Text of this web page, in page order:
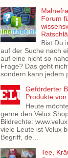
Forum
Bist Du
auf der Suche nach
auf eine nicht so
Frage? Das geht
sondern kann jedem
Geförderter
Produkte von
Heute
gerne den Velux
Bildrechte:
viele Leute ist Velux
Begriff, de...
Tee,